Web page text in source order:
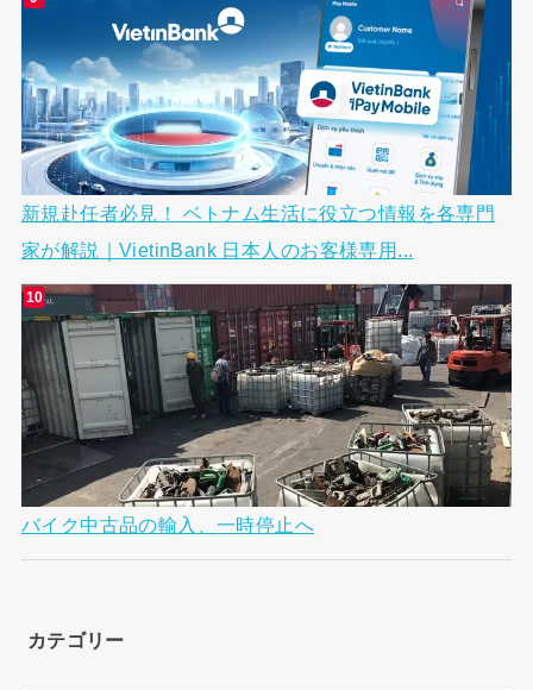
新規赴任者必見！ ベトナム生活に役立つ情報を各専門
家が解説｜VietinBank 日本人のお客様専用...
バイク中古品の輸入、一時停止へ
カテゴリー